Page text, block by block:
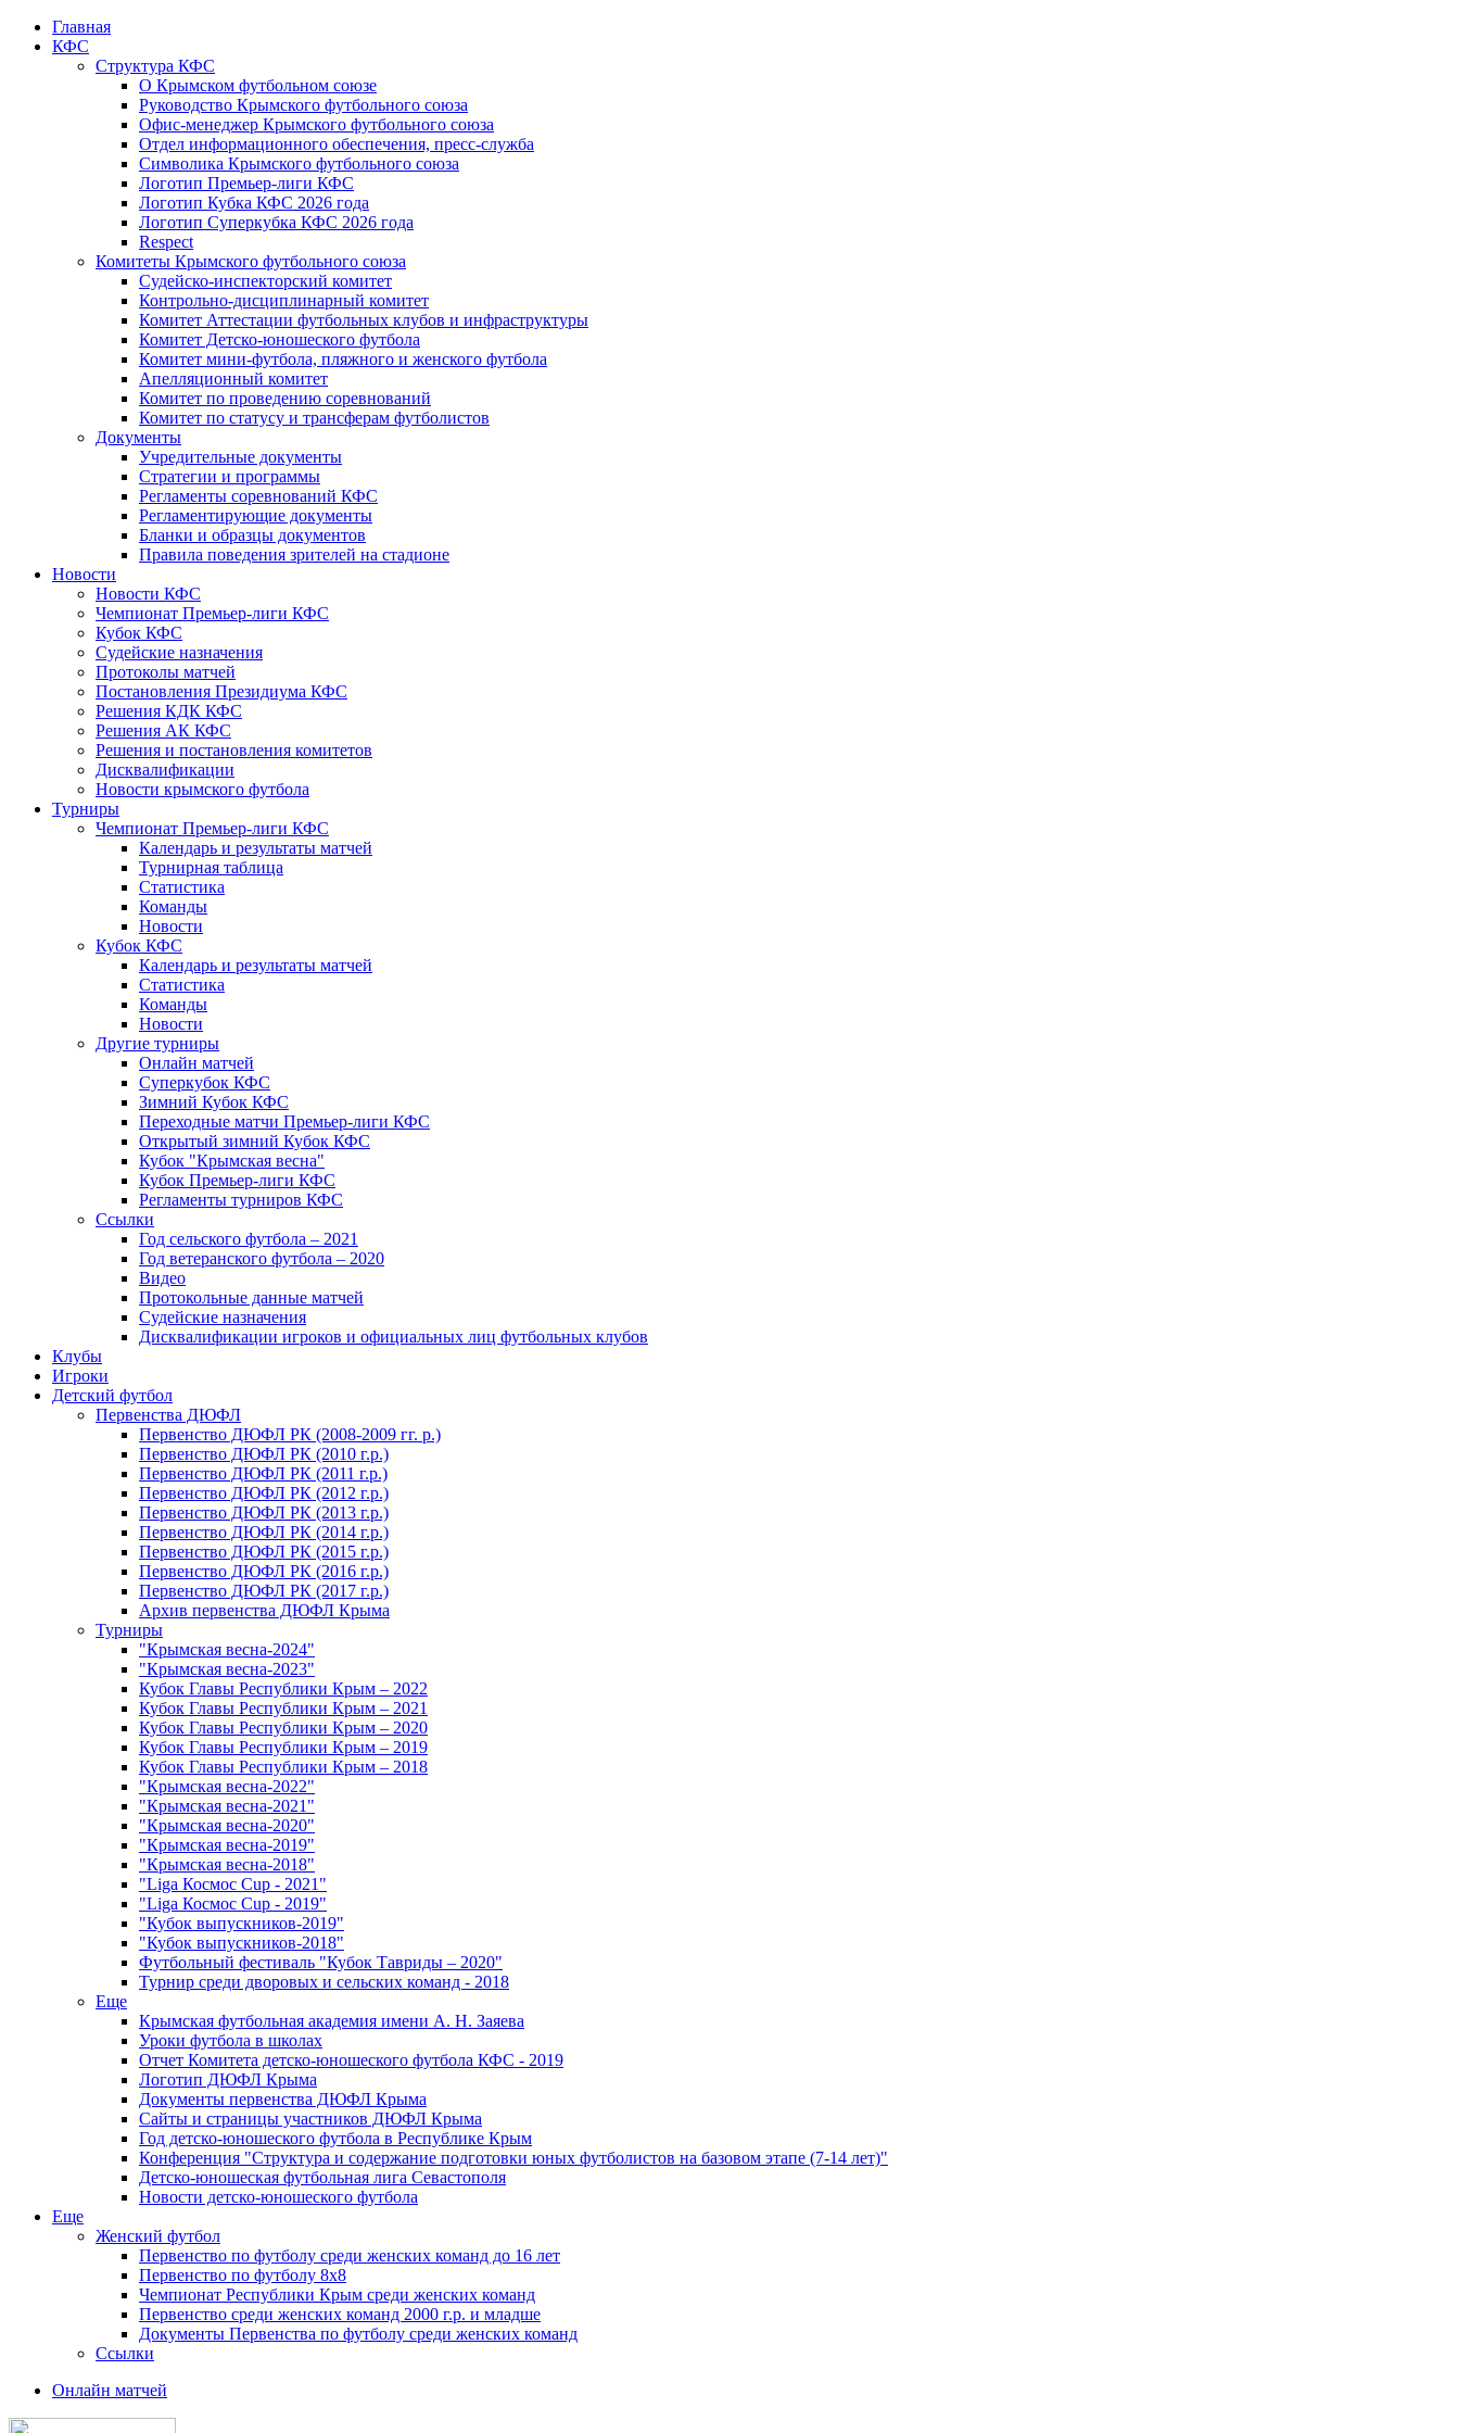
Главная
КФС
Структура КФС
О Крымском футбольном союзе
Руководство Крымского футбольного союза
Офис-менеджер Крымского футбольного союза
Отдел информационного обеспечения, пресс-служба
Символика Крымского футбольного союза
Логотип Премьер-лиги КФС
Логотип Кубка КФС 2026 года
Логотип Суперкубка КФС 2026 года
Respect
Комитеты Крымского футбольного союза
Судейско-инспекторский комитет
Контрольно-дисциплинарный комитет
Комитет Аттестации футбольных клубов и инфраструктуры
Комитет Детско-юношеского футбола
Комитет мини-футбола, пляжного и женского футбола
Апелляционный комитет
Комитет по проведению соревнований
Комитет по статусу и трансферам футболистов
Документы
Учредительные документы
Стратегии и программы
Регламенты соревнований КФС
Регламентирующие документы
Бланки и образцы документов
Правила поведения зрителей на стадионе
Новости
Новости КФС
Чемпионат Премьер-лиги КФС
Кубок КФС
Судейские назначения
Протоколы матчей
Постановления Президиума КФС
Решения КДК КФС
Решения АК КФС
Решения и постановления комитетов
Дисквалификации
Новости крымского футбола
Турниры
Чемпионат Премьер-лиги КФС
Календарь и результаты матчей
Турнирная таблица
Статистика
Команды
Новости
Кубок КФС
Календарь и результаты матчей
Статистика
Команды
Новости
Другие турниры
Онлайн матчей
Суперкубок КФС
Зимний Кубок КФС
Переходные матчи Премьер-лиги КФС
Открытый зимний Кубок КФС
Кубок "Крымская весна"
Кубок Премьер-лиги КФС
Регламенты турниров КФС
Ссылки
Год сельского футбола – 2021
Год ветеранского футбола – 2020
Видео
Протокольные данные матчей
Судейские назначения
Дисквалификации игроков и официальных лиц футбольных клубов
Клубы
Игроки
Детский футбол
Первенства ДЮФЛ
Первенство ДЮФЛ РК (2008-2009 гг. р.)
Первенство ДЮФЛ РК (2010 г.р.)
Первенство ДЮФЛ РК (2011 г.р.)
Первенство ДЮФЛ РК (2012 г.р.)
Первенство ДЮФЛ РК (2013 г.р.)
Первенство ДЮФЛ РК (2014 г.р.)
Первенство ДЮФЛ РК (2015 г.р.)
Первенство ДЮФЛ РК (2016 г.р.)
Первенство ДЮФЛ РК (2017 г.р.)
Архив первенства ДЮФЛ Крыма
Турниры
"Крымская весна-2024"
"Крымская весна-2023"
Кубок Главы Республики Крым – 2022
Кубок Главы Республики Крым – 2021
Кубок Главы Республики Крым – 2020
Кубок Главы Республики Крым – 2019
Кубок Главы Республики Крым – 2018
"Крымская весна-2022"
"Крымская весна-2021"
"Крымская весна-2020"
"Крымская весна-2019"
"Крымская весна-2018"
"Liga Космос Cup - 2021"
"Liga Космос Cup - 2019"
"Кубок выпускников-2019"
"Кубок выпускников-2018"
Футбольный фестиваль "Кубок Тавриды – 2020"
Турнир среди дворовых и сельских команд - 2018
Еще
Крымская футбольная академия имени А. Н. Заяева
Уроки футбола в школах
Отчет Комитета детско-юношеского футбола КФС - 2019
Логотип ДЮФЛ Крыма
Документы первенства ДЮФЛ Крыма
Сайты и страницы участников ДЮФЛ Крыма
Год детско-юношеского футбола в Республике Крым
Конференция "Структура и содержание подготовки юных футболистов на базовом этапе (7-14 лет)"
Детско-юношеская футбольная лига Севастополя
Новости детско-юношеского футбола
Еще
Женский футбол
Первенство по футболу среди женских команд до 16 лет
Первенство по футболу 8х8
Чемпионат Республики Крым среди женских команд
Первенство среди женских команд 2000 г.р. и младше
Документы Первенства по футболу среди женских команд
Ссылки
Онлайн матчей